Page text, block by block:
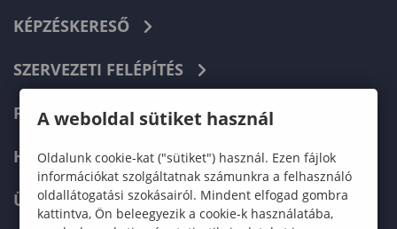
KÉPZÉSKERESŐ
SZERVEZETI FELÉPÍTÉS
FELVÉTELIZŐKNEK
HALLGATÓKNAK
ÜZLETI PARTNEREKNEK
A weboldal sütiket használ
Oldalunk cookie-kat ("sütiket") használ. Ezen fájlok
információkat szolgáltatnak számunkra a felhasználó
oldallátogatási szokásairól. Mindent elfogad gombra
kattintva, Ön beleegyezik a cookie-k használatába,